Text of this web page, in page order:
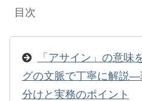
目次
「アサイン」の意味
グの文脈で丁寧に解説
分けと実務のポイント